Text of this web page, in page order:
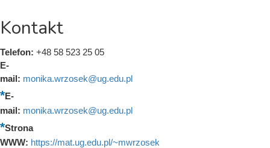
Kontakt
Telefon: +48 58 523 25 05
E-
mail: monika.wrzosek@ug.edu.pl
E-
mail: monika.wrzosek@ug.edu.pl
Strona
WWW: https://mat.ug.edu.pl/~mwrzosek